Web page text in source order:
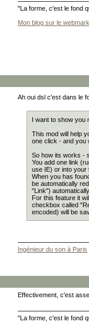
"La forme, c'est le fond
Mon blog sur le
Ah oui dsl c'est dans le
I want to show you
This mod will help
one click - and you
So how its works -
You add one link
use IE) or into your
When you has
be automatically
"Link") automatically
For this feature it
checkbox called
encoded) will be
Ingénieur du son à Paris
Effectivement, c'est
"La forme, c'est le fond